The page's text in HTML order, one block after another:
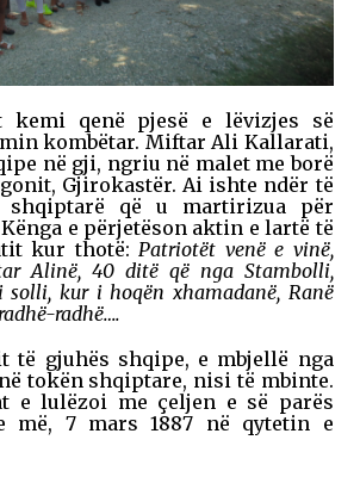
kemi qenë pjesë e lëvizjes së
kombëtar. Miftar Ali Kallarati,
në gji, ngriu në malet me borë
Gjirokastër. Ai ishte ndër të
shqiptarë që u martirizua për
e përjetëson aktin e lartë të
kur thotë: Patriotët venë e vinë,
Alinë, 40 ditë që nga Stambolli,
solli, kur i hoqën xhamadanë, Ranë
radhë….
të gjuhës shqipe, e mbjellë nga
tokën shqiptare, nisi të mbinte.
e lulëzoi me çeljen e së parës
më, 7 mars 1887 në qytetin e